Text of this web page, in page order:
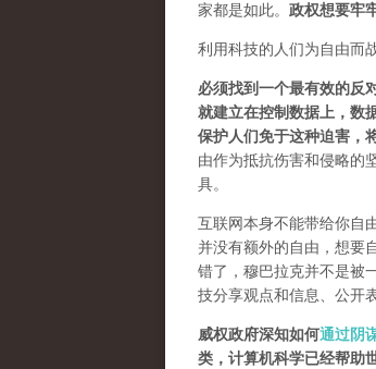
家都是如此。 政权想要牢
利用科技的人们为自由而
必须找到一个最有效的反
就建立在控制数据上，数
保护人们免于这种迫害，
由作为抵抗伤害和侵略的
具。
互联网本身不能带给你自
并没有额外的自由，想要
错了，穆巴拉克并不是被
技分享观点和信息、公开
威权政府深知如何通过阴
类，计算机科学已经帮助